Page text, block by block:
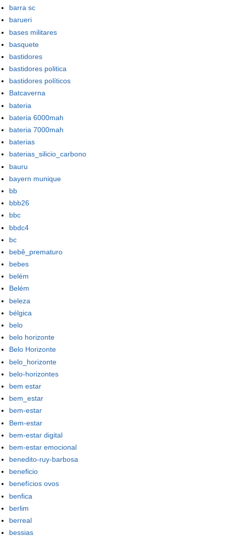
barra sc
barueri
bases militares
basquete
bastidores
bastidores politica
bastidores políticos
Batcaverna
bateria
bateria 6000mah
bateria 7000mah
baterias
baterias_silicio_carbono
bauru
bayern munique
bb
bbb26
bbc
bbdc4
bc
bebê_prematuro
bebes
belém
Belém
beleza
bélgica
belo
belo horizonte
Belo Horizonte
belo_horizonte
belo-horizontes
bem estar
bem_estar
bem-estar
Bem-estar
bem-estar digital
bem-estar emocional
benedito-ruy-barbosa
beneficio
benefícios ovos
benfica
berlim
berreal
bessias